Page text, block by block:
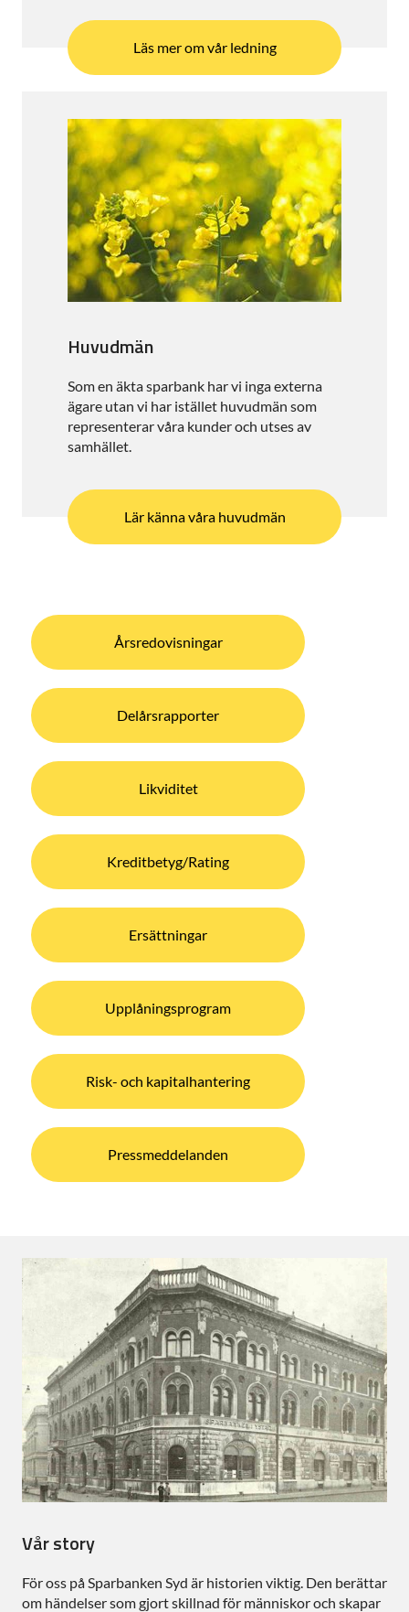
Läs mer om vår ledning
Huvudmän
Som en äkta sparbank har vi inga externa
ägare utan vi har istället huvudmän som
representerar våra kunder och utses av
samhället.
Lär känna våra huvudmän
Årsredovisningar
Delårsrapporter
Likviditet
Kreditbetyg/Rating
Ersättningar
Upplåningsprogram
Risk- och kapitalhantering
Pressmeddelanden
Vår story
För oss på Sparbanken Syd är historien viktig. Den berättar
om händelser som gjort skillnad för människor och skapar